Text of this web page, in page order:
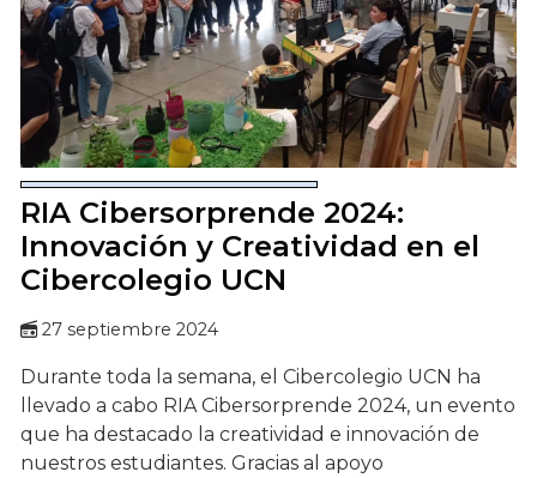
RIA Cibersorprende 2024:
Innovación y Creatividad en el
Cibercolegio UCN
27 septiembre 2024
Durante toda la semana, el Cibercolegio UCN ha
llevado a cabo RIA Cibersorprende 2024, un evento
que ha destacado la creatividad e innovación de
nuestros estudiantes. Gracias al apoyo